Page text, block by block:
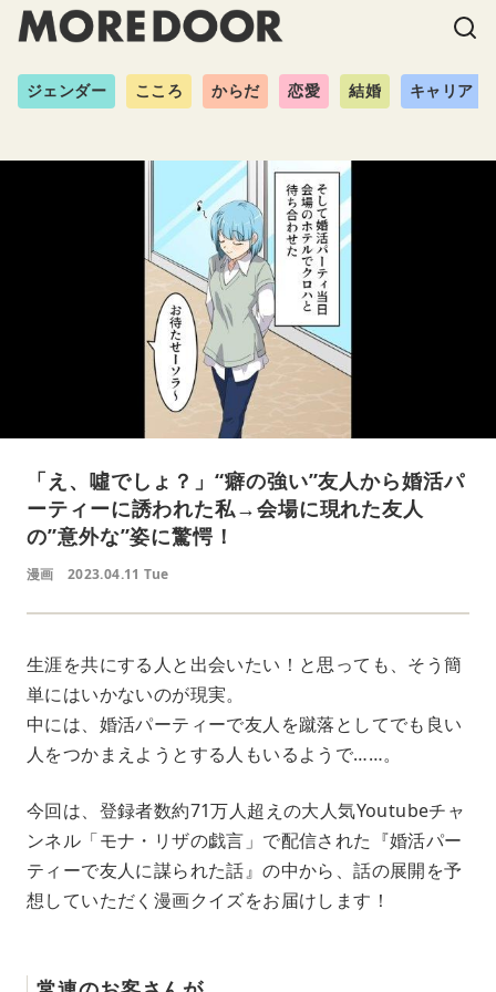
ジェンダー こころ からだ 恋愛 結婚 キャリア
「え、噓でしょ？」“癖の強い”友人から婚活パ
ーティーに誘われた私→会場に現れた友人
の”意外な”姿に驚愕！
漫画 2023.04.11 Tue
生涯を共にする人と出会いたい！と思っても、そう簡
単にはいかないのが現実。
中には、婚活パーティーで友人を蹴落としてでも良い
人をつかまえようとする人もいるようで……。
今回は、登録者数約71万人超えの大人気Youtubeチャ
ンネル「モナ・リザの戯言」で配信された『婚活パー
ティーで友人に謀られた話』の中から、話の展開を予
想していただく漫画クイズをお届けします！